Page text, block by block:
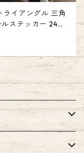
ライアングル 三角
ルステッカー 24ピ
ズ ルーム デコ エミ
タイル emilystyle